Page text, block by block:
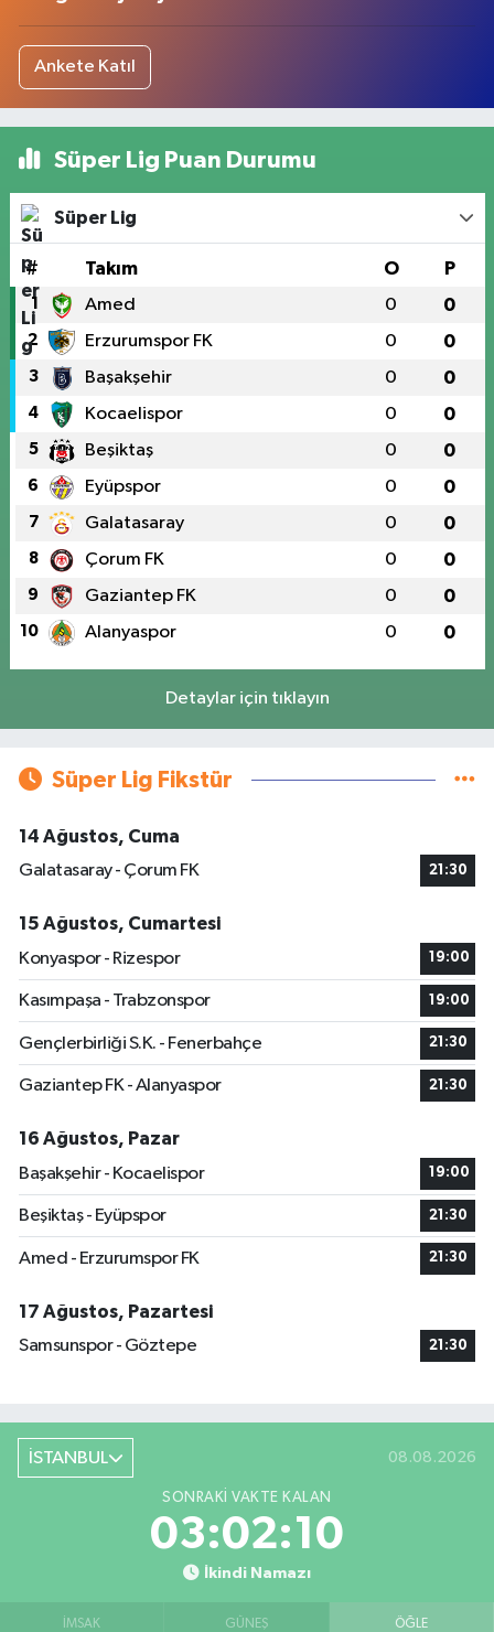
Ankete Katıl
Süper Lig Puan Durumu
Süper Lig
# Takım O P
1 Amed 0 0
2 Erzurumspor FK 0 0
3 Başakşehir 0 0
4 Kocaelispor 0 0
5 Beşiktaş 0 0
6 Eyüpspor 0 0
7 Galatasaray 0 0
8 Çorum FK 0 0
9 Gaziantep FK 0 0
10 Alanyaspor 0 0
Detaylar için tıklayın
Süper Lig Fikstür
14 Ağustos, Cuma
Galatasaray - Çorum FK
21:30
15 Ağustos, Cumartesi
Konyaspor - Rizespor
19:00
Kasımpaşa - Trabzonspor 19:00
Gençlerbirliği S.K. - Fenerbahçe 21:30
Gaziantep FK - Alanyaspor 21:30
16 Ağustos, Pazar
Başakşehir - Kocaelispor
19:00
Beşiktaş - Eyüpspor 21:30
Amed - Erzurumspor FK 21:30
17 Ağustos, Pazartesi
Samsunspor - Göztepe
21:30
İSTANBUL 08.08.2026
SONRAKI VAKTE KALAN
03:02:10
İkindi Namazı
İMSAK GÜNEŞ ÖĞLE